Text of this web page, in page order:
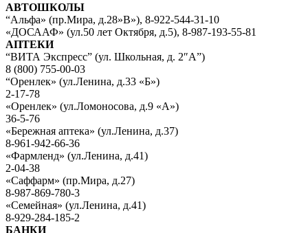
АВТОШКОЛЫ
“Альфа» (пр.Мира, д.28»В»), 8-922-544-31-10
«ДОСААФ» (ул.50 лет Октября, д.5), 8-987-193-55-81
АПТЕКИ
“ВИТА Экспресс” (ул. Школьная, д. 2″А”)
8 (800) 755-00-03
“Оренлек» (ул.Ленина, д.33 «Б»)
2-17-78
«Оренлек» (ул.Ломоносова, д.9 «А»)
36-5-76
«Бережная аптека» (ул.Ленина, д.37)
8-961-942-66-36
«Фармленд» (ул.Ленина, д.41)
2-04-38
«Саффарм» (пр.Мира, д.27)
8-987-869-780-3
«Семейная» (ул.Ленина, д.41)
8-929-284-185-2
БАНКИ